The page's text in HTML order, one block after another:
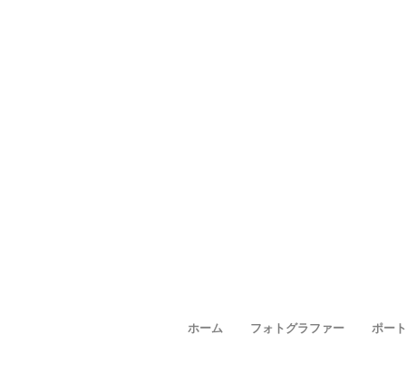
ホーム フォトグラファー ポー